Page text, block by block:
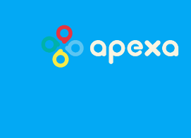
content